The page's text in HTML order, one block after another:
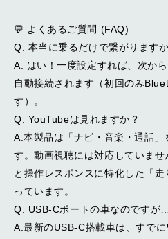
💬 よくあるご質問 (FAQ)
Q. 本当に乗るだけで繋がります
A. はい！一度設定すれば、次か
自動接続されます（初回のみ
す）。
Q. YouTubeは見れますか？
A.本製品は「ナビ・音楽・通話
す。動画視聴には対応していま
と操作レスポンスに特化した「
っています。
Q. USB-Cポートの車なのですが…
A.最新のUSB-C搭載車は、すで